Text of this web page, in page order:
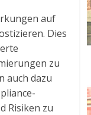
auf
Dies
zu
auch dazu
Risiken zu